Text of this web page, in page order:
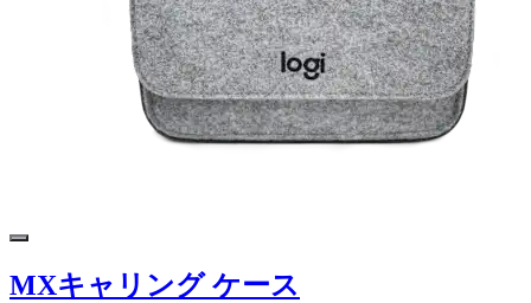
MXキャリング ケース